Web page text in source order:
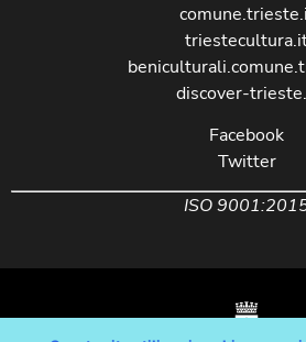
discover-
Facebook
Twitter
ISO